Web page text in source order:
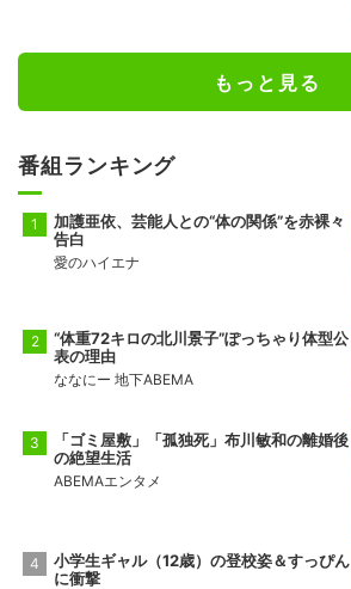
もっと見る
番組ランキング
加護亜依、芸能人との“体の関係”を赤裸々
告白
愛のハイエナ
“体重72キロの北川景子”ぽっちゃり体型公
表の理由
ななにー 地下ABEMA
「ゴミ屋敷」「孤独死」布川敏和の離婚後
の絶望生活
ABEMAエンタメ
小学生ギャル（12歳）の登校姿＆すっぴん
に衝撃